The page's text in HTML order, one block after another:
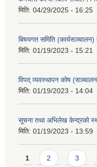
मिति: 04/29/2025 - 16:25
बिषयगत समिति (कार्यसञ्चालन)
मिति: 01/19/2023 - 15:21
विपद् व्यवस्थापन कोष
मिति: 01/19/2023 - 14:04
सूचना तथा अभिलेख केन्द्रको
मिति: 01/19/2023 - 13:59
Pages
1 2 3